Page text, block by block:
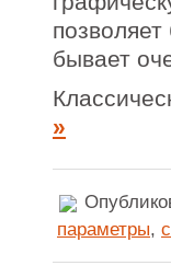
бывает
»
параметры,